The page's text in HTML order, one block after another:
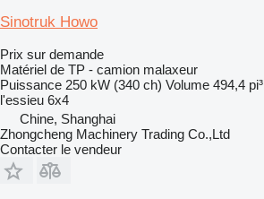
Sinotruk Howo
Prix sur demande
Matériel de TP - camion malaxeur
Puissance 250 kW (340 ch) Volume 494,4 pi³
l'essieu 6x4
Chine, Shanghai
Zhongcheng Machinery Trading Co.,Ltd
Contacter le vendeur